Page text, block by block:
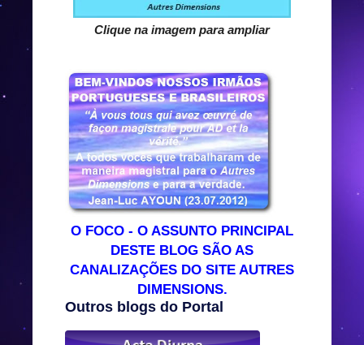
Clique na imagem para ampliar
O FOCO - O ASSUNTO PRINCIPAL
DESTE BLOG SÃO AS
CANALIZAÇÕES DO SITE AUTRES
DIMENSIONS.
Outros blogs do Portal